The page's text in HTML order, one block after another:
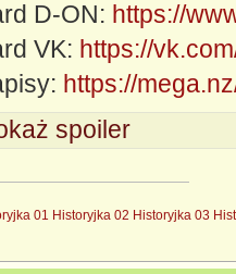
D-ON: https://
VK: https://
https://
spoiler
01 Historyjka 02 Historyjka 03